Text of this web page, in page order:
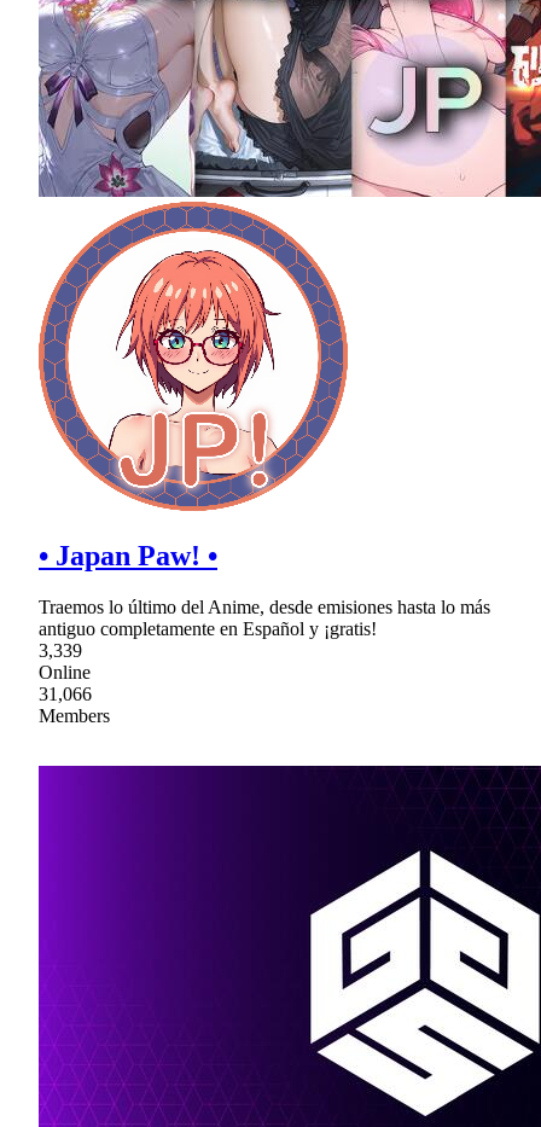
• Japan Paw! •
Traemos lo último del Anime, desde emisiones hasta lo más
antiguo completamente en Español y ¡gratis!
3,339
Online
31,066
Members